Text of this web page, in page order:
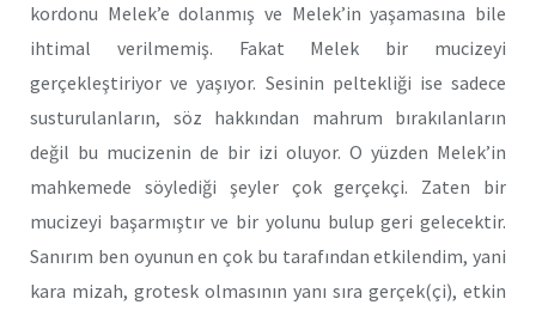
kordonu Melek’e dolanmış ve Melek’in yaşamasına bile
ihtimal verilmemiş. Fakat Melek bir mucizeyi
gerçekleştiriyor ve yaşıyor. Sesinin peltekliği ise sadece
susturulanların, söz hakkından mahrum bırakılanların
değil bu mucizenin de bir izi oluyor. O yüzden Melek’in
mahkemede söylediği şeyler çok gerçekçi. Zaten bir
mucizeyi başarmıştır ve bir yolunu bulup geri gelecektir.
Sanırım ben oyunun en çok bu tarafından etkilendim, yani
kara mizah, grotesk olmasının yanı sıra gerçek(çi), etkin